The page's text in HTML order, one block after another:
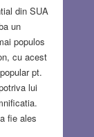
din SUA
un
populos
cu acest
pt.
lui
fie ales